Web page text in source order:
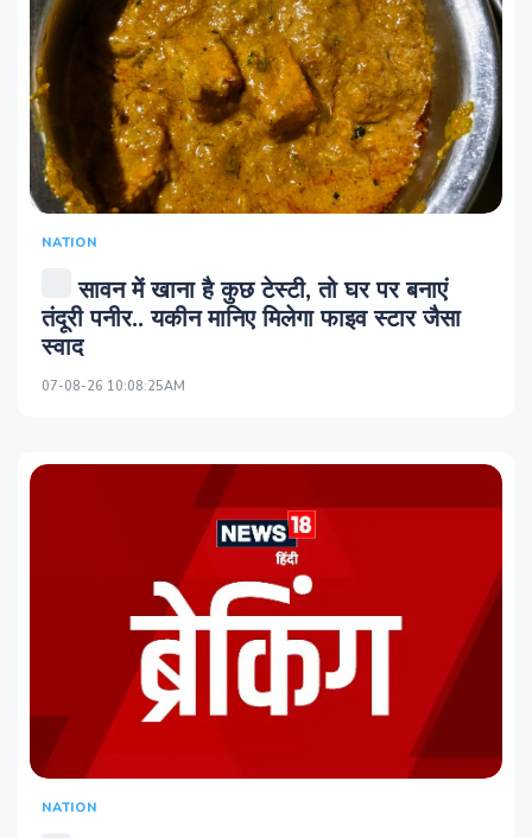
NATION
सावन में खाना है कुछ टेस्टी, तो घर पर बनाएं
तंदूरी पनीर.. यकीन मानिए मिलेगा फाइव स्टार जैसा
स्वाद
07-08-26 10:08:25AM
NATION